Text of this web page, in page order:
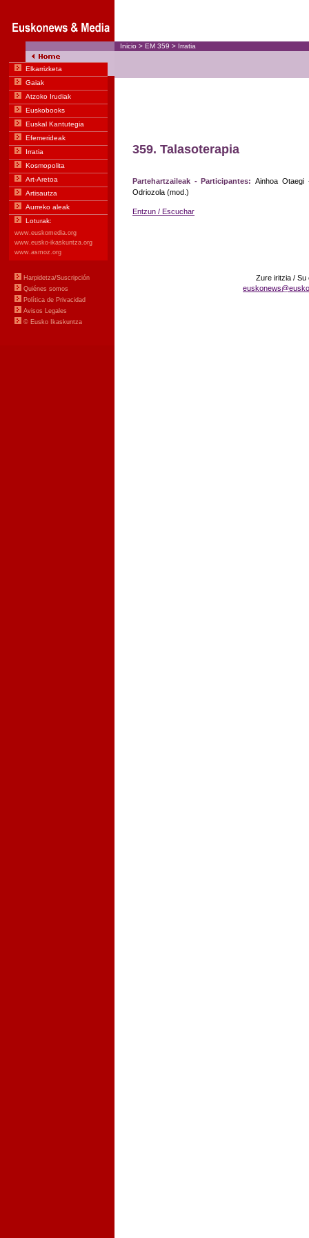
359. Talasoterapia
Partehartzaileak - Participantes: Ainhoa
Odriozola (mod.)
Entzun / Escuchar
Zure iritzia / Su
Inicio > EM 359 > Irratia